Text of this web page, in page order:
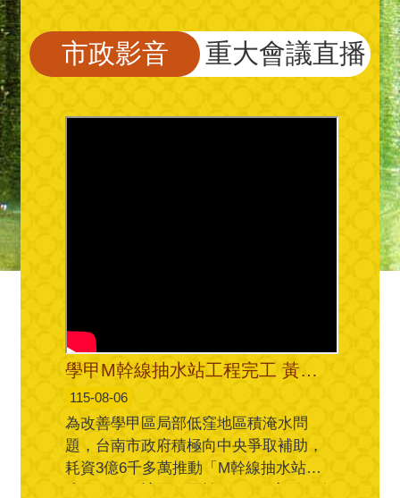
市政影音 重大會議直播
學甲M幹線抽水站工程完工 黃偉哲:發揮治水功能
115-08-06
為改善學甲區局部低窪地區積淹水問
題，台南市政府積極向中央爭取補助，
耗資3億6千多萬推動「M幹線抽水站新